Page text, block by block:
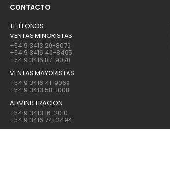
CONTACTO
TELÉFONOS
VENTAS MINORISTAS
+54 9 3413 20-8076
+54 9 3416 40-8465
+54 9 3416 87-9070
VENTAS MAYORISTAS
+54 9 3416 41-9069
+54 9 3413 58-1008
ADMINISTRACION
+54 9 3413 16-2010
+54 9 3416 74-2494